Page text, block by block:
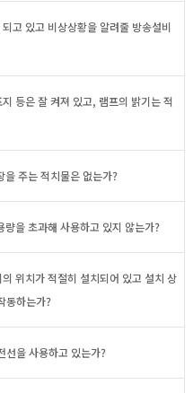
고 있고 비상상황을 알려줄 방송설비
등은 잘 켜져 있고, 램프의 밝기는 적
을 주는 적치물은 없는가?
을 초과해 사용하고 있지 않는가?
위치가 적절히 설치되어 있고 설치 상
동하는가?
선을 사용하고 있는가?